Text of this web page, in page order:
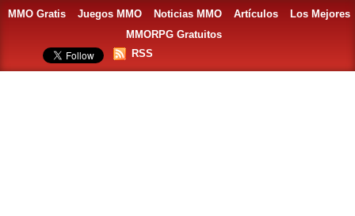
MMO Gratis Juegos MMO Noticias MMO Artículos
Los Mejores
MMORPG Gratuitos
RSS